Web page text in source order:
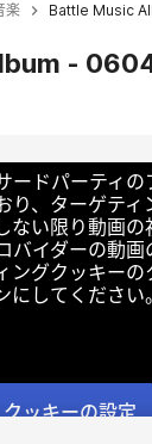
楽 Battle Music
-
ードパーティの
り、ターゲテ
ない限り動画の
バイダーの動画
ングクッキーの
にしてください。
クッキーの設定